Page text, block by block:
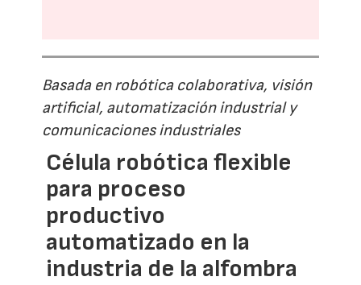
Basada en robótica colaborativa, visión
artificial, automatización industrial y
comunicaciones industriales
Célula robótica flexible
para proceso
productivo
automatizado en la
industria de la alfombra